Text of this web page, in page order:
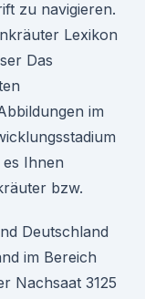
zu navigieren.
Lexikon
Das
im
Ihnen
bzw.
Deutschland
im Bereich
Nachsaat 3125